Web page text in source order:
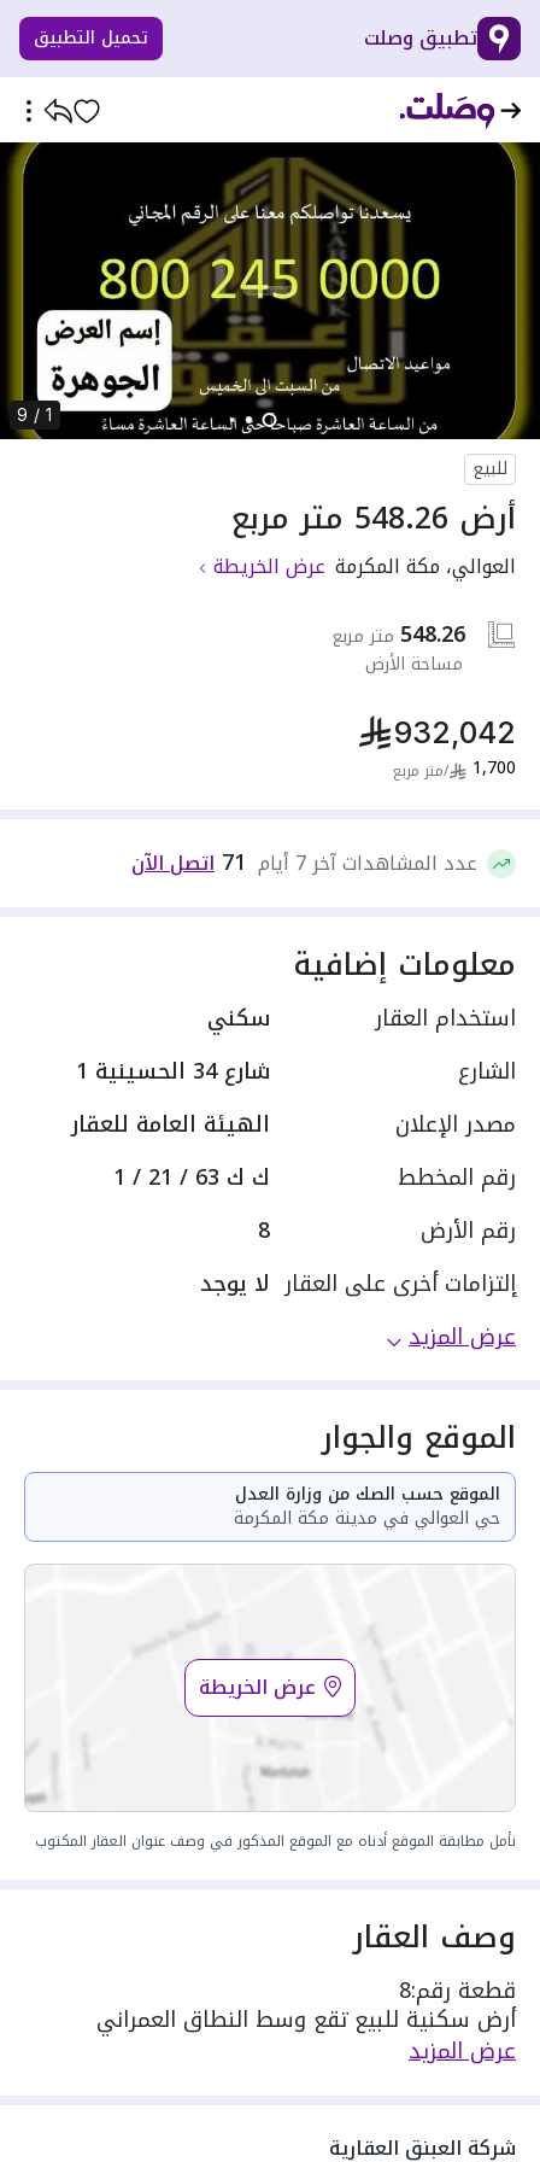
تطبيق وصلت تحميل التطبيق
1 / 9
للبيع
أرض 548.26 متر مربع
العوالي، مكة المكرمة عرض الخريطة
548.26 متر مربع
مساحة الأرض
932,042
1,700
/متر مربع
عدد المشاهدات آخر 7 أيام 71 اتصل الآن
معلومات إضافية
استخدام العقار
سكني
الشارع
شارع 34 الحسينية 1
مصدر الإعلان
الهيئة العامة للعقار
رقم المخطط
ك ك 63 / 21 / 1
رقم الأرض
8
إلتزامات أخرى على العقار لا يوجد
عرض المزيد
الموقع والجوار
الموقع حسب الصك من وزارة العدل
حي العوالي في مدينة مكة المكرمة
عرض الخريطة
نأمل مطابقة الموقع أدناه مع الموقع المذكور في وصف عنوان العقار المكتوب
وصف العقار
قطعة رقم:8
أرض سكنية للبيع تقع وسط النطاق العمراني
واجهتها جنوبية شرقية
طول الواجهة:
الشرقي : 20 متر على شارع 15 متر
عرض المزيد
شركة العبنق العقارية